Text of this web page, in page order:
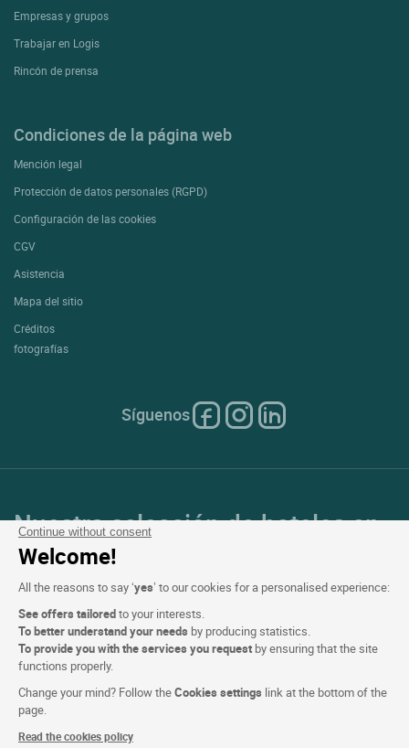
Continue without consent
Welcome!
All the reasons to say ‘yes’ to our cookies for a personalised experience:
See offers tailoredto your interests.
To better understand your needs by producing statistics.
To provide you with the services you request by ensuring that the site
functions properly.
Change your mind? Follow theCookies settings link at the bottom of the
page.
Read the cookies policy
Empresas y grupos
Trabajar en Logis
Rincón de prensa
Condiciones de la página web
Mención legal
Protección de datos personales (RGPD)
Configuración de las cookies
CGV
Asistencia
Mapa del sitio
Créditos
fotografías
Síguenos
Nuestra selección de hoteles en
Francia y en Europa
Top de países
Top de regiones
Top de ciudades
Top de hoteles